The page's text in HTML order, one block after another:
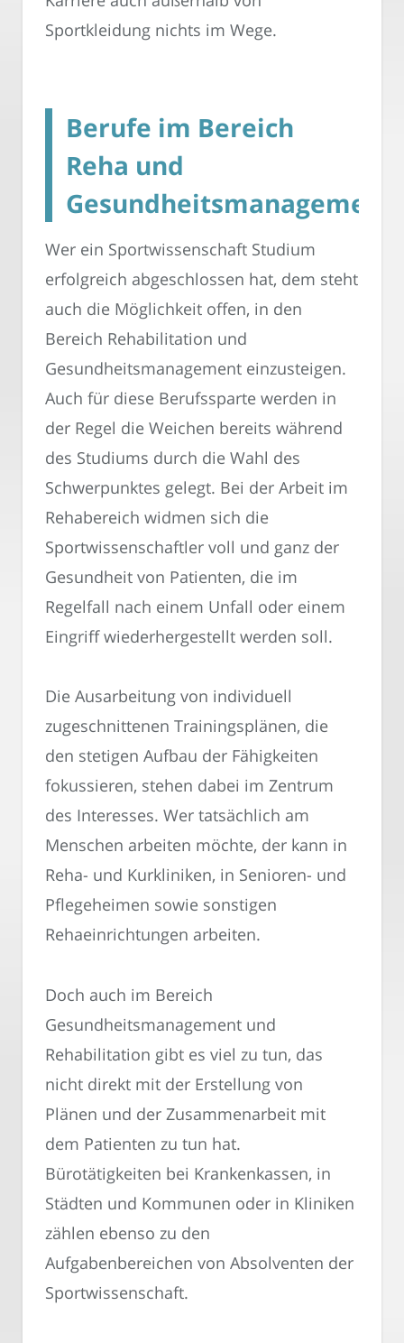
Sportkleidung nichts im Wege.
Berufe im Bereich
Reha und
Gesundheitsmanagement
Wer ein Sportwissenschaft Studium
erfolgreich abgeschlossen hat, dem steht
auch die Möglichkeit offen, in den
Bereich Rehabilitation und
Gesundheitsmanagement einzusteigen.
Auch für diese Berufssparte werden in
der Regel die Weichen bereits während
des Studiums durch die Wahl des
Schwerpunktes gelegt. Bei der Arbeit im
Rehabereich widmen sich die
Sportwissenschaftler voll und ganz der
Gesundheit von Patienten, die im
Regelfall nach einem Unfall oder einem
Eingriff wiederhergestellt werden soll.
Die Ausarbeitung von individuell
zugeschnittenen Trainingsplänen, die
den stetigen Aufbau der Fähigkeiten
fokussieren, stehen dabei im Zentrum
des Interesses. Wer tatsächlich am
Menschen arbeiten möchte, der kann in
Reha- und Kurkliniken, in Senioren- und
Pflegeheimen sowie sonstigen
Rehaeinrichtungen arbeiten.
Doch auch im Bereich
Gesundheitsmanagement und
Rehabilitation gibt es viel zu tun, das
nicht direkt mit der Erstellung von
Plänen und der Zusammenarbeit mit
dem Patienten zu tun hat.
Bürotätigkeiten bei Krankenkassen, in
Städten und Kommunen oder in Kliniken
zählen ebenso zu den
Aufgabenbereichen von Absolventen der
Sportwissenschaft.